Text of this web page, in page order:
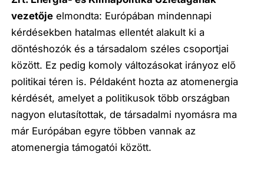
vezetője elmondta: Európában mindennapi
kérdésekben hatalmas ellentét alakult ki a
döntéshozók és a társadalom széles csoportjai
között. Ez pedig komoly változásokat irányoz elő
politikai téren is. Példaként hozta az atomenergia
kérdését, amelyet a politikusok több országban
nagyon elutasítottak, de társadalmi nyomásra ma
már Európában egyre többen vannak az
atomenergia támogatói között.